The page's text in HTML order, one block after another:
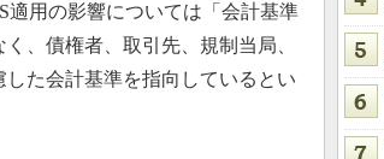
適用の影響については「会計基準
、債権者、取引先、規制当局、
た会計基準を指向しているとい